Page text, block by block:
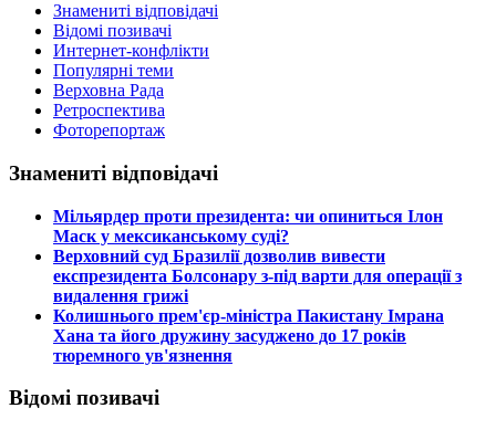
Знамениті відповідачі
Відомі позивачі
Интернет-конфлікти
Популярні теми
Верховна Рада
Ретроспектива
Фоторепортаж
Знамениті відповідачі
​Мільярдер проти президента: чи опиниться Ілон
Маск у мексиканському суді?
​Верховний суд Бразилії дозволив вивести
експрезидента Болсонару з-під варти для операції з
видалення грижі
​Колишнього прем'єр-міністра Пакистану Імрана
Хана та його дружину засуджено до 17 років
тюремного ув'язнення
Відомі позивачі